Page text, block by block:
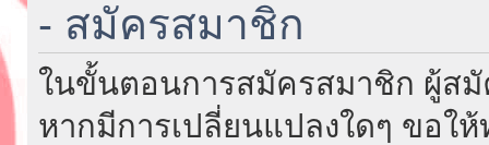
- สมัครสมาชิก
ในขั้นตอนการสมัครสมาชิก ผู้ส
หากมีการเปลี่ยนแปลงใดๆ ขอใ